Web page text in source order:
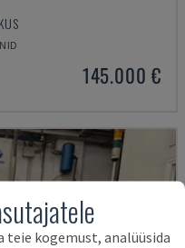
145.000 €
teie kogemust, analüüsida